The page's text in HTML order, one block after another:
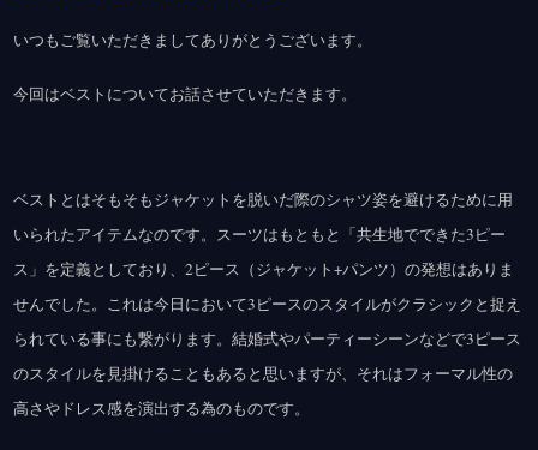
いつもご覧いただきましてありがとうございます。
今回はベストについてお話させていただきます。
ベストとはそもそもジャケットを脱いだ際のシャツ姿を避けるために用
いられたアイテムなのです。スーツはもともと「共生地でできた3ピー
ス」を定義としており、2ピース（ジャケット+パンツ）の発想はありま
せんでした。これは今日において3ピースのスタイルがクラシックと捉え
られている事にも繋がります。結婚式やパーティーシーンなどで3ピース
のスタイルを見掛けることもあると思いますが、それはフォーマル性の
高さやドレス感を演出する為のものです。